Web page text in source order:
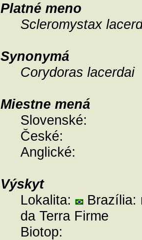
Platné meno
Scleromystax
Synonymá
Corydoras lacerdai
Miestne mená
Slovenské:
České:
Anglické:
Výskyt
Lokalita:
Brazília:
da Terra Firme
Biotop: